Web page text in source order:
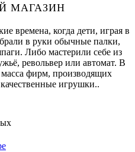
МАГАЗИН
времена, когда дети, играя в
в руки обычные палки,
Либо мастерили себе из
револьвер или автомат. В
фирм, производящих
игрушки..